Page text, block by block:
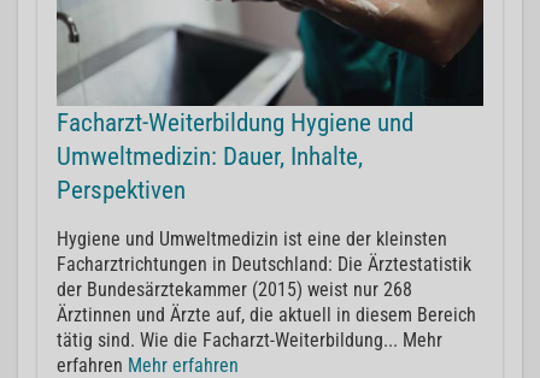
Facharzt-Weiterbildung Hygiene und
Umweltmedizin: Dauer, Inhalte,
Perspektiven
Hygiene und Umweltmedizin ist eine der kleinsten
Facharztrichtungen in Deutschland: Die Ärztestatistik
der Bundesärztekammer (2015) weist nur 268
Ärztinnen und Ärzte auf, die aktuell in diesem Bereich
tätig sind. Wie die Facharzt-Weiterbildung... Mehr
erfahren Mehr erfahren